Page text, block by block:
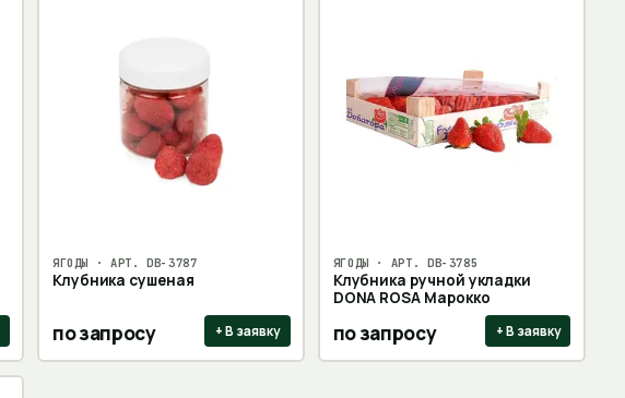
ЯГОДЫ · АРТ.DB-3787
Клубника сушеная
по запросу + В заявку
ЯГОДЫ · АРТ. DB-3785
Клубника ручной укладки
DONA ROSA Марокко
по запросу + В заявку